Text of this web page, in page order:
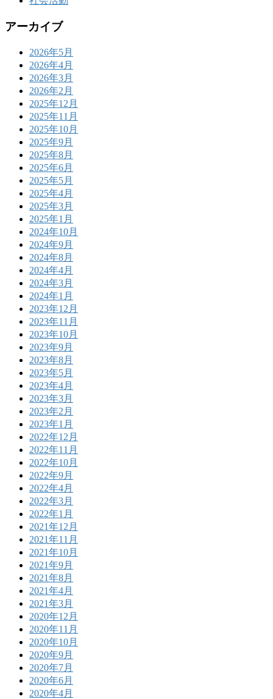
アーカイブ
2026年5月
2026年4月
2026年3月
2026年2月
2025年12月
2025年11月
2025年10月
2025年9月
2025年8月
2025年6月
2025年5月
2025年4月
2025年3月
2025年1月
2024年10月
2024年9月
2024年8月
2024年4月
2024年3月
2024年1月
2023年12月
2023年11月
2023年10月
2023年9月
2023年8月
2023年5月
2023年4月
2023年3月
2023年2月
2023年1月
2022年12月
2022年11月
2022年10月
2022年9月
2022年4月
2022年3月
2022年1月
2021年12月
2021年11月
2021年10月
2021年9月
2021年8月
2021年4月
2021年3月
2020年12月
2020年11月
2020年10月
2020年9月
2020年7月
2020年6月
2020年4月